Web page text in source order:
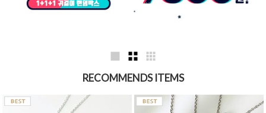
RECOMMENDS ITEMS